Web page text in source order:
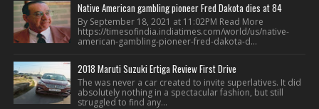
Native American gambling pioneer Fred Dakota dies at 84
By September 18, 2021 at 11:02PM Read More
https://timesofindia.indiatimes.com/world/us/native-
american-gambling-pioneer-fred-dakota-d...
2018 Maruti Suzuki Ertiga Review First Drive
The was never a car created to invite superlatives. It did
absolutely nothing in a spectacular fashion, but still
struggled to find any...